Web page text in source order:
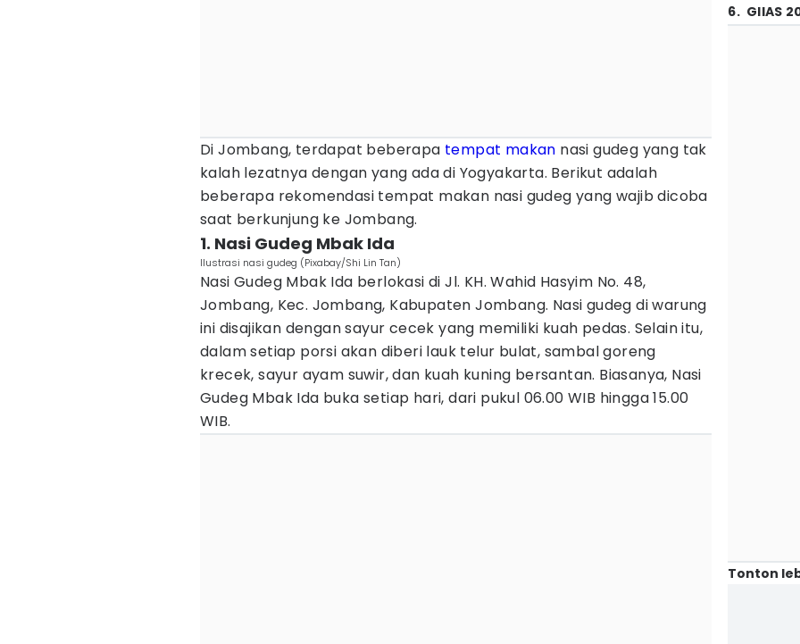
Di Jombang, terdapat beberapa tempat makan nasi gudeg yang tak
kalah lezatnya dengan yang ada di Yogyakarta. Berikut adalah
beberapa rekomendasi tempat makan nasi gudeg yang wajib dicoba
saat berkunjung ke Jombang.
1. Nasi Gudeg Mbak Ida
Ilustrasi nasi gudeg (Pixabay/Shi Lin Tan)
Nasi Gudeg Mbak Ida berlokasi di Jl. KH. Wahid Hasyim No. 48,
Jombang, Kec. Jombang, Kabupaten Jombang. Nasi gudeg di warung
ini disajikan dengan sayur cecek yang memiliki kuah pedas. Selain itu,
dalam setiap porsi akan diberi lauk telur bulat, sambal goreng
krecek, sayur ayam suwir, dan kuah kuning bersantan. Biasanya, Nasi
Gudeg Mbak Ida buka setiap hari, dari pukul 06.00 WIB hingga 15.00
WIB.
6. GIIAS
Tonton